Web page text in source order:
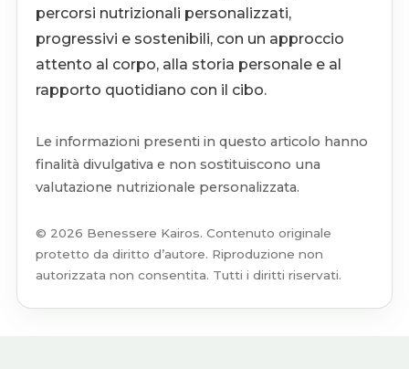
percorsi nutrizionali personalizzati,
progressivi e sostenibili, con un approccio
attento al corpo, alla storia personale e al
rapporto quotidiano con il cibo.
Le informazioni presenti in questo articolo hanno
finalità divulgativa e non sostituiscono una
valutazione nutrizionale personalizzata.
© 2026 Benessere Kairos. Contenuto originale
protetto da diritto d’autore. Riproduzione non
autorizzata non consentita. Tutti i diritti riservati.